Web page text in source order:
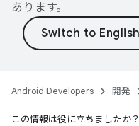
あります。
Android Developers 開発
この情報は役に立ちましたか？